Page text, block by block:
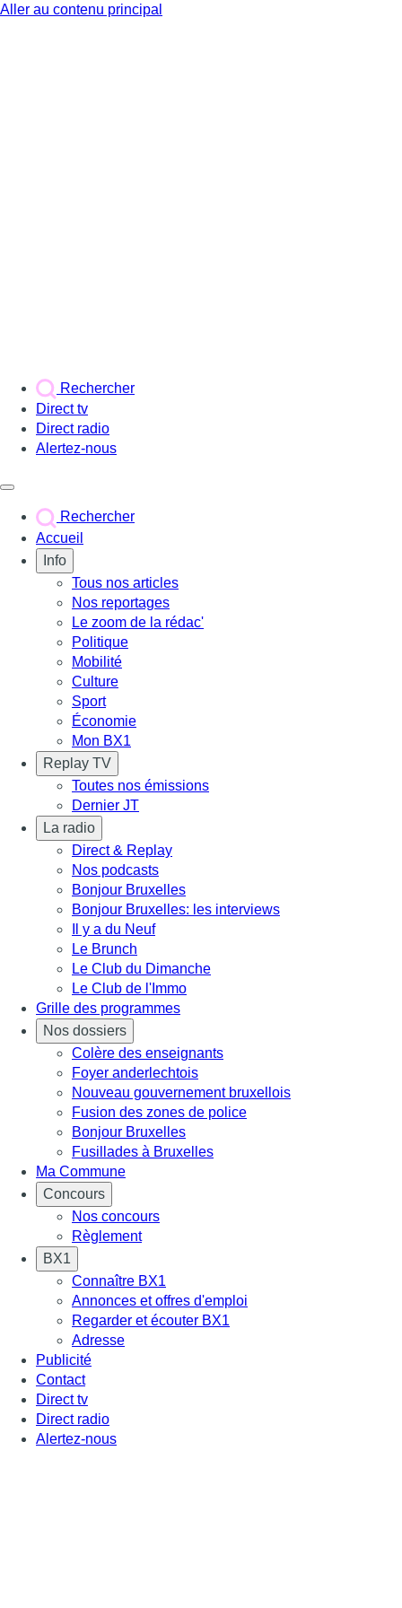
Aller au contenu principal
Rechercher
Direct tv
Direct radio
Alertez-nous
Rechercher
Accueil
Info
Tous nos articles
Nos reportages
Le zoom de la rédac'
Politique
Mobilité
Culture
Sport
Économie
Mon BX1
Replay TV
Toutes nos émissions
Dernier JT
La radio
Direct & Replay
Nos podcasts
Bonjour Bruxelles
Bonjour Bruxelles: les interviews
Il y a du Neuf
Le Brunch
Le Club du Dimanche
Le Club de l'Immo
Grille des programmes
Nos dossiers
Colère des enseignants
Foyer anderlechtois
Nouveau gouvernement bruxellois
Fusion des zones de police
Bonjour Bruxelles
Fusillades à Bruxelles
Ma Commune
Concours
Nos concours
Règlement
BX1
Connaître BX1
Annonces et offres d'emploi
Regarder et écouter BX1
Adresse
Publicité
Contact
Direct tv
Direct radio
Alertez-nous